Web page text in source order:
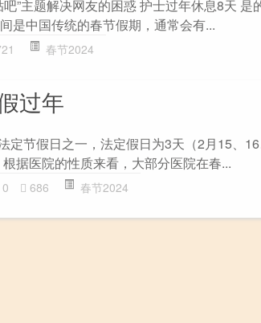
”主题解决网友的困惑 护士过年休息8天 是
是中国传统的春节假期，通常会有...
春节2024
过年
定节假日之一，法定假日为3天（2月15、
据医院的性质来看，大部分医院在春...
0 686 春节2024